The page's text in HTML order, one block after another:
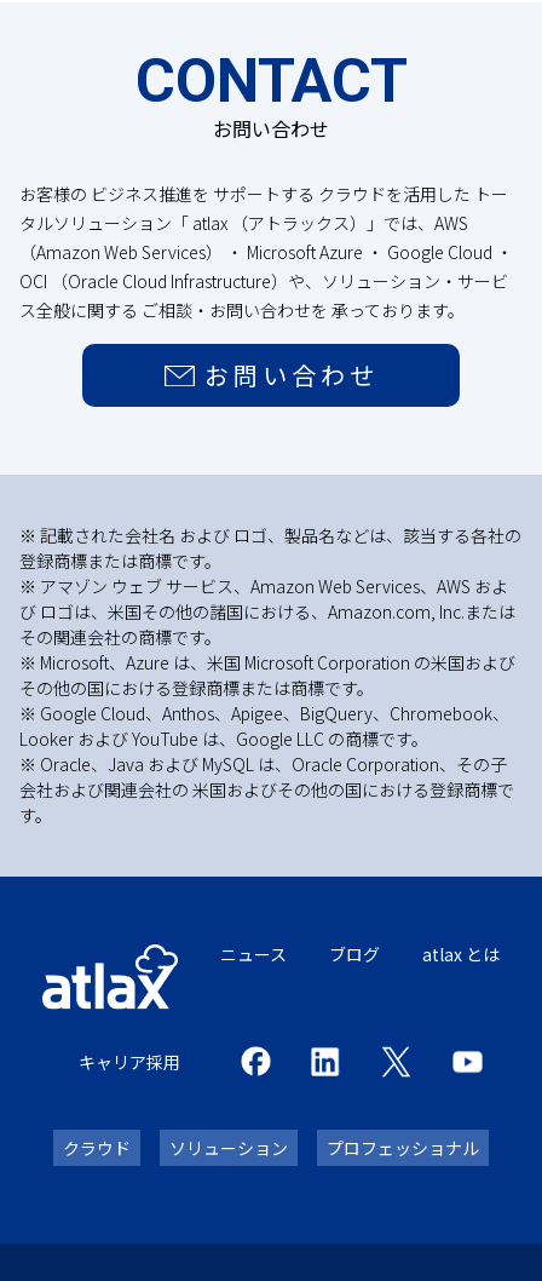
CONTACT
お問い合わせ
お客様の ビジネス推進を サポートする クラウドを活用した トー
タルソリューション「 atlax （アトラックス）」では、AWS
（Amazon Web Services） ・ Microsoft Azure ・ Google Cloud ・
OCI （Oracle Cloud Infrastructure）や、ソリューション・サービ
ス全般に関する ご相談・お問い合わせを 承っております。
お問い合わせ
※ 記載された会社名 および ロゴ、製品名などは、該当する各社の
登録商標または商標です。
※ アマゾン ウェブ サービス、Amazon Web Services、AWS およ
び ロゴは、米国その他の諸国における、Amazon.com, Inc.または
その関連会社の商標です。
※ Microsoft、Azure は、米国 Microsoft Corporation の米国および
その他の国における登録商標または商標です。
※ Google Cloud、Anthos、Apigee、BigQuery、Chromebook、
Looker および YouTube は、Google LLC の商標です。
※ Oracle、Java および MySQL は、Oracle Corporation、その子
会社および関連会社の 米国およびその他の国における登録商標で
す。
ニュース ブログ atlax とは
キャリア採用
クラウド ソリューション プロフェッショナル